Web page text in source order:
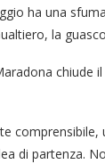
ha una
la
chiude
di partenza.